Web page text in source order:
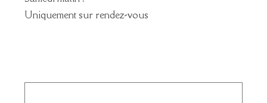
Uniquement sur rendez-vous